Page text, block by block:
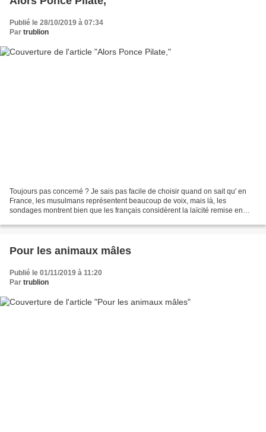
Publié le 28/10/2019 à 07:34
Par trublion
Toujours pas concerné ? Je sais pas facile de choisir quand on sait qu' en
France, les musulmans représentent beaucoup de voix, mais là, les
sondages montrent bien que les français considèrent la laïcité remise en
Pour les animaux mâles
Publié le 01/11/2019 à 11:20
Par trublion